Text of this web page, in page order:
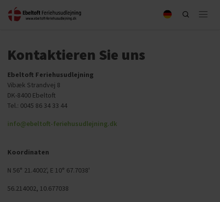
Kontaktieren Sie uns
Ebeltoft Feriehusudlejning
Vibæk Strandvej 8
DK-8400 Ebeltoft
Tel.: 0045 86 34 33 44
info@ebeltoft-feriehusudlejning.dk
Koordinaten
N 56° 21.4002', E 10° 67.7038'
56.214002, 10.677038